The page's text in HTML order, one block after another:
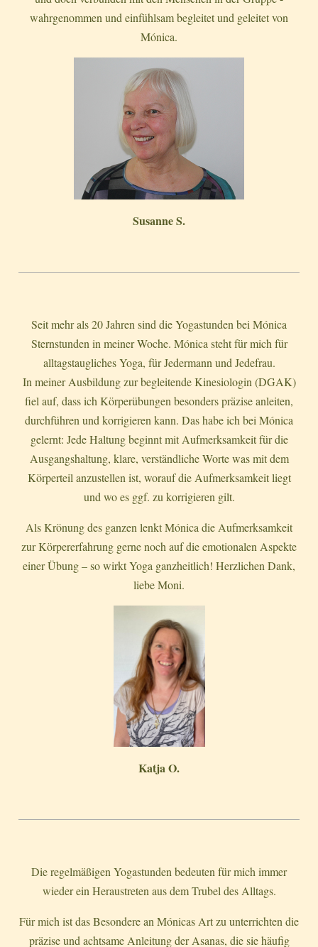
wahrgenommen und einfühlsam begleitet und geleitet von
Mónica.
Susanne S.
Seit mehr als 20 Jahren sind die Yogastunden bei Mónica
Sternstunden in meiner Woche. Mónica steht für mich für
alltagstaugliches Yoga, für Jedermann und Jedefrau.
In meiner Ausbildung zur begleitende Kinesiologin (DGAK)
fiel auf, dass ich Körperübungen besonders präzise anleiten,
durchführen und korrigieren kann. Das habe ich bei Mónica
gelernt: Jede Haltung beginnt mit Aufmerksamkeit für die
Ausgangshaltung, klare, verständliche Worte was mit dem
Körperteil anzustellen ist, worauf die Aufmerksamkeit liegt
und wo es ggf. zu korrigieren gilt.
Als Krönung des ganzen lenkt Mónica die Aufmerksamkeit
zur Körpererfahrung gerne noch auf die emotionalen Aspekte
einer Übung – so wirkt Yoga ganzheitlich! Herzlichen Dank,
liebe Moni.
Katja O.
Die regelmäßigen Yogastunden bedeuten für mich immer
wieder ein Heraustreten aus dem Trubel des Alltags.
Für mich ist das Besondere an Mónicas Art zu unterrichten die
präzise und achtsame Anleitung der Asanas, die sie häufig